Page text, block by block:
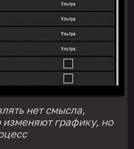
нет смысла,
изменяют графику, но